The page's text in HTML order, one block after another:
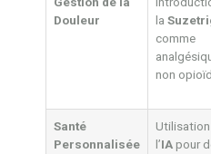
Douleur
la
comme
non
Santé
Personnalisée
l’IA pour